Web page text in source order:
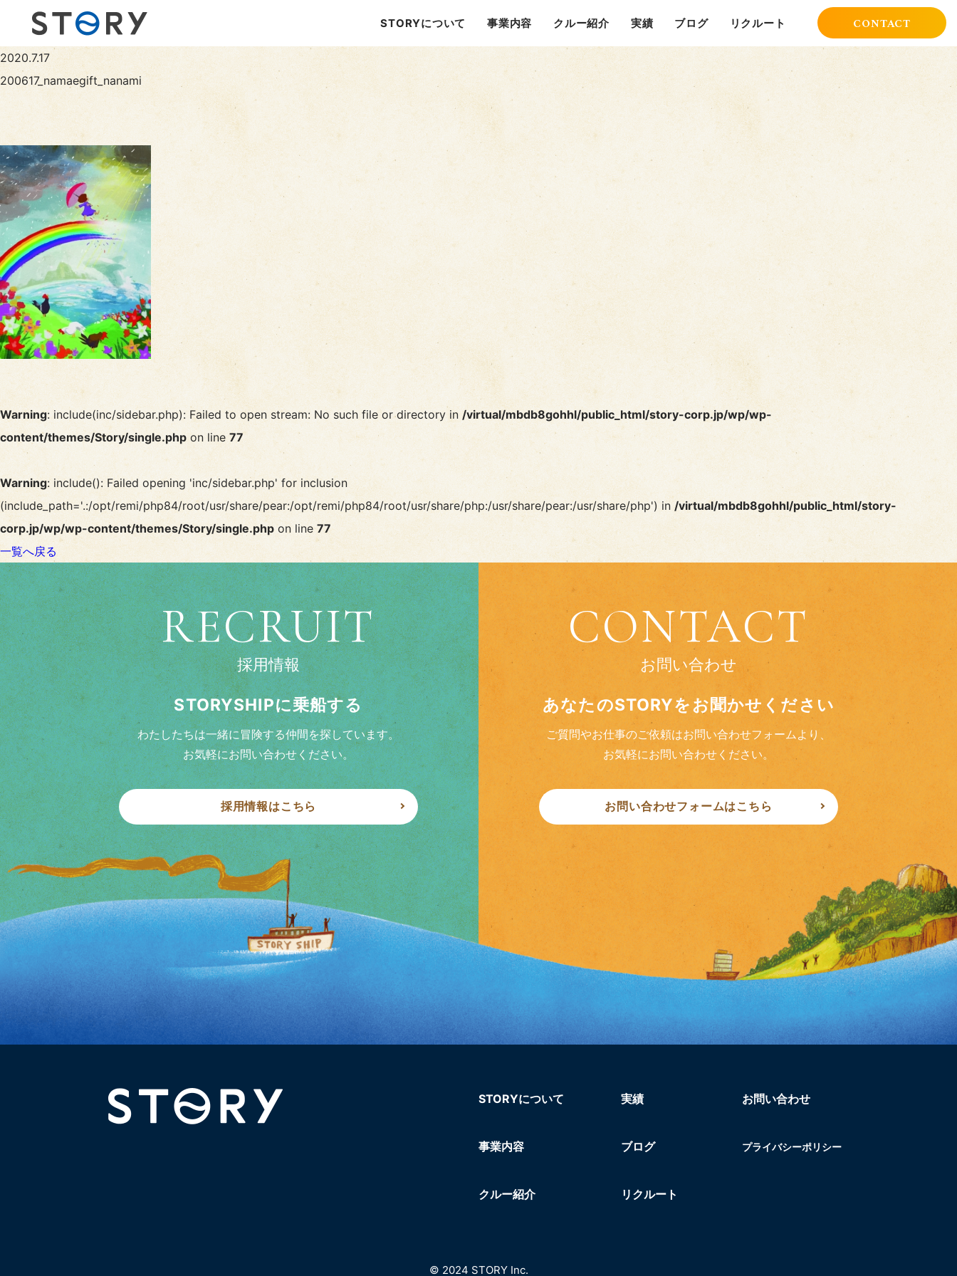
STORYについて 事業内容 クルー紹介 実績 ブログ リクルート CONTACT
2020.7.17
200617_namaegift_nanami
Warning: include(inc/sidebar.php): Failed to open stream: No such file or directory in /virtual/mbdb8gohhl/public_html/story-corp.jp/wp/wp-
content/themes/Story/single.php on line 77
Warning: include(): Failed opening 'inc/sidebar.php' for inclusion
(include_path='.:/opt/remi/php84/root/usr/share/pear:/opt/remi/php84/root/usr/share/php:/usr/share/pear:/usr/share/php') in/virtual/mbdb8gohhl/public_html/story-
corp.jp/wp/wp-content/themes/Story/single.php on line77
一覧へ戻る
RECRUIT
採用情報
STORYSHIPに乗船する
わたしたちは一緒に冒険する仲間を探しています。
お気軽にお問い合わせください。
採用情報はこちら
CONTACT
お問い合わせ
あなたのSTORYをお聞かせください
ご質問やお仕事のご依頼はお問い合わせフォームより、
お気軽にお問い合わせください。
お問い合わせフォームはこちら
STORYについて
事業内容
クルー紹介
実績
ブログ
リクルート
お問い合わせ
プライバシーポリシー
© 2024 STORY Inc.